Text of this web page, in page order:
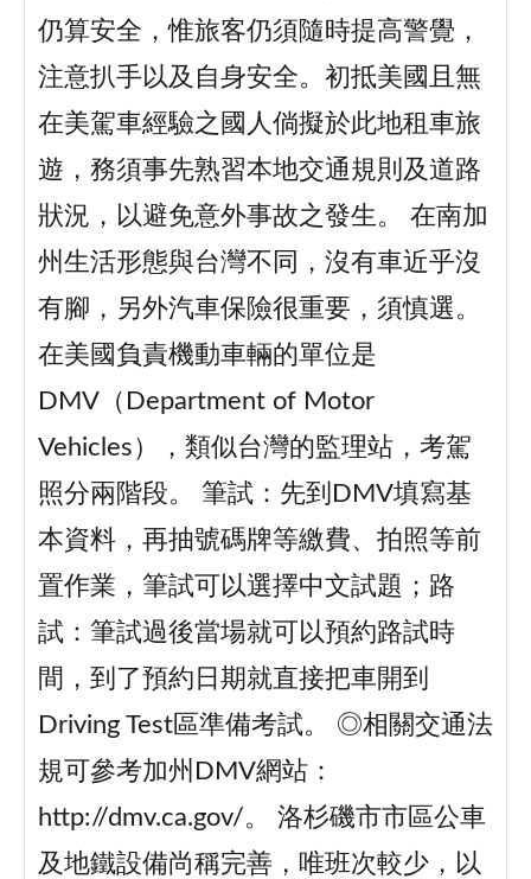
仍算安全，惟旅客仍須隨時提高警覺，
注意扒手以及自身安全。初抵美國且無
在美駕車經驗之國人倘擬於此地租車旅
遊，務須事先熟習本地交通規則及道路
狀況，以避免意外事故之發生。 在南加
州生活形態與台灣不同，沒有車近乎沒
有腳，另外汽車保險很重要，須慎選。
在美國負責機動車輛的單位是
DMV（Department of Motor
Vehicles），類似台灣的監理站，考駕
照分兩階段。 筆試：先到DMV填寫基
本資料，再抽號碼牌等繳費、拍照等前
置作業，筆試可以選擇中文試題；路
試：筆試過後當場就可以預約路試時
間，到了預約日期就直接把車開到
Driving Test區準備考試。 ◎相關交通法
規可參考加州DMV網站：
http://dmv.ca.gov/。 洛杉磯市市區公車
及地鐵設備尚稱完善，唯班次較少，以